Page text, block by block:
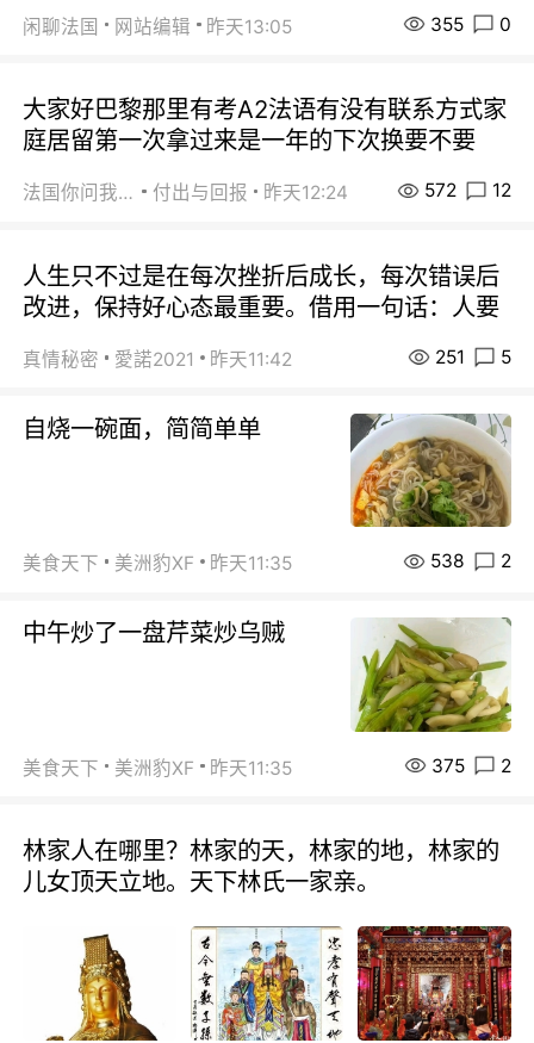
闲聊法国 网站编辑 昨天13:05 355 0
大家好巴黎那里有考A2法语有没有联系方式家
庭居留第一次拿过来是一年的下次换要不要
法国你问我答 付出与回报 昨天12:24 572 12
人生只不过是在每次挫折后成长，每次错误后
改进，保持好心态最重要。借用一句话：人要
真情秘密 愛諾2021 昨天11:42 251 5
自烧一碗面，简简单单
美食天下 美洲豹XF 昨天11:35 538 2
中午炒了一盘芹菜炒乌贼
美食天下 美洲豹XF 昨天11:35 375 2
林家人在哪里？林家的天，林家的地，林家的
儿女顶天立地。天下林氏一家亲。